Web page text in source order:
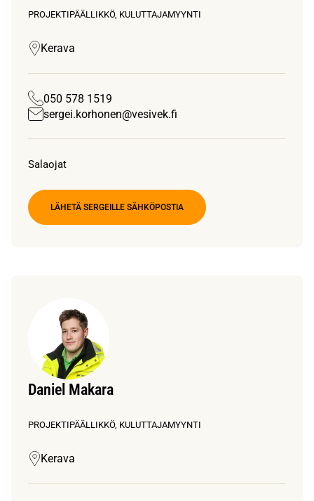
PROJEKTIPÄÄLLIKKÖ, KULUTTAJAMYYNTI
Kerava
050 578 1519
sergei.korhonen@vesivek.fi
Salaojat
LÄHETÄ SERGEILLE SÄHKÖPOSTIA
Daniel Makara
PROJEKTIPÄÄLLIKKÖ, KULUTTAJAMYYNTI
Kerava